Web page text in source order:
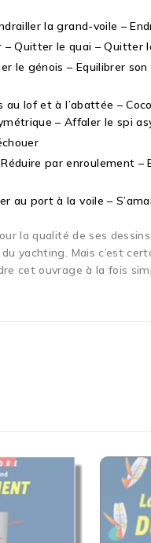
la grand-voile –
Quitter le quai – Quitter
le génois – Equilibrer
lof et à l’abattée –
– Affaler le spi
par enroulement
port à la voile –
la qualité de ses
yachting. Mais c’est
cet ouvrage à la fois